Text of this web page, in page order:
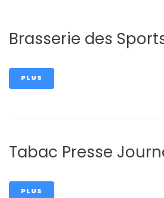
Brasserie des
PLUS
Tabac Presse
PLUS